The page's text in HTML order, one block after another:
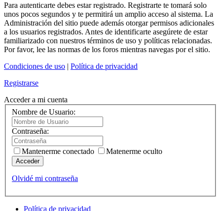
Para autenticarte debes estar registrado. Registrarte te tomará solo
unos pocos segundos y te permitirá un amplio acceso al sistema. La
Administración del sitio puede además otorgar permisos adicionales
a los usuarios registrados. Antes de identificarte asegúrete de estar
familiarizado con nuestros términos de uso y políticas relacionadas.
Por favor, lee las normas de los foros mientras navegas por el sitio.
Condiciones de uso | Política de privacidad
Registrarse
Acceder a mi cuenta
Nombre de Usuario:
Contraseña:
Mantenerme conectado Matenerme oculto
Acceder
Olvidé mi contraseña
Política de privacidad